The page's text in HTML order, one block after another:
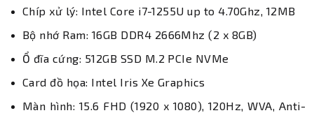
Chíp xử lý: Intel Core i7-1255U up to 4.70Ghz, 12MB
Bộ nhớ Ram: 16GB DDR4 2666Mhz (2 x 8GB)
Ổ đĩa cứng: 512GB SSD M.2 PCIe NVMe
Card đồ họa: Intel Iris Xe Graphics
Màn hình: 15.6 FHD (1920 x 1080), 120Hz, WVA, Anti-